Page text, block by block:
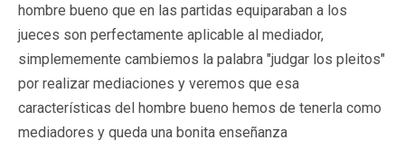
hombre bueno que en las partidas equiparaban a los
jueces son perfectamente aplicable al mediador,
simplememente cambiemos la palabra "judgar los pleitos"
por realizar mediaciones y veremos que esa
características del hombre bueno hemos de tenerla como
mediadores y queda una bonita enseñanza